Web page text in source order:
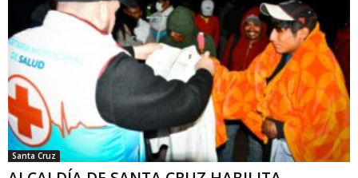
Santa Cruz